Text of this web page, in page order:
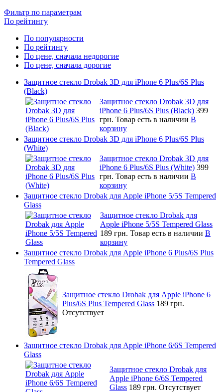
Фильтр по параметрам
По рейтингу
По популярности
По рейтингу
По цене, сначала недорогие
По цене, сначала дорогие
Защитное стекло Drobak 3D для iPhone 6 Plus/6S Plus
(Black)
Защитное стекло Drobak 3D для
iPhone 6 Plus/6S Plus (Black) 399
грн. Товар есть в наличии В
корзину
Защитное стекло Drobak 3D для iPhone 6 Plus/6S Plus
(White)
Защитное стекло Drobak 3D для
iPhone 6 Plus/6S Plus (White) 399
грн. Товар есть в наличии В
корзину
Защитное стекло Drobak для Apple iPhone 5/5S Tempered
Glass
Защитное стекло Drobak для
Apple iPhone 5/5S Tempered Glass
189 грн. Товар есть в наличии В
корзину
Защитное стекло Drobak для Apple iPhone 6 Plus/6S Plus
Tempered Glass
Защитное стекло Drobak для Apple iPhone 6
Plus/6S Plus Tempered Glass 189 грн.
Отсутствует
Защитное стекло Drobak для Apple iPhone 6/6S Tempered
Glass
Защитное стекло Drobak для
Apple iPhone 6/6S Tempered
Glass 189 грн. Отсутствует